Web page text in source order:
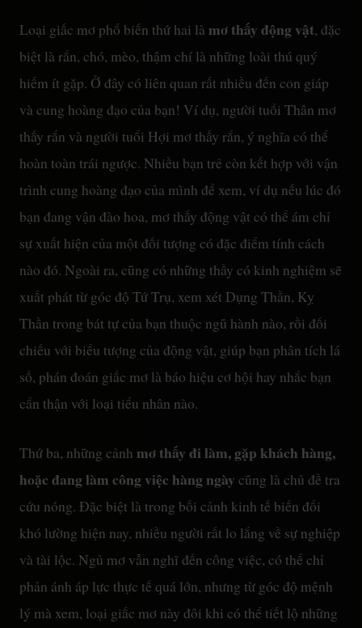
Loại giấc mơ phổ biến thứ hai là mơ thấy động vật, đặc
biệt là rắn, chó, mèo, thậm chí là những loài thú quý
hiếm ít gặp. Ở đây có liên quan rất nhiều đến con giáp
và cung hoàng đạo của bạn! Ví dụ, người tuổi Thân mơ
thấy rắn và người tuổi Hợi mơ thấy rắn, ý nghĩa có thể
hoàn toàn trái ngược. Nhiều bạn trẻ còn kết hợp với vận
trình cung hoàng đạo của mình để xem, ví dụ nếu lúc đó
bạn đang vận đào hoa, mơ thấy động vật có thể ám chỉ
sự xuất hiện của một đối tượng có đặc điểm tính cách
nào đó. Ngoài ra, cũng có những thầy có kinh nghiệm sẽ
xuất phát từ góc độ Tứ Trụ, xem xét Dụng Thần, Kỵ
Thần trong bát tự của bạn thuộc ngũ hành nào, rồi đối
chiếu với biểu tượng của động vật, giúp bạn phân tích lá
số, phán đoán giấc mơ là báo hiệu cơ hội hay nhắc bạn
cẩn thận với loại tiểu nhân nào.
Thứ ba, những cảnh mơ thấy đi làm, gặp khách hàng,
hoặc đang làm công việc hàng ngày cũng là chủ đề tra
cứu nóng. Đặc biệt là trong bối cảnh kinh tế biến đổi
khó lường hiện nay, nhiều người rất lo lắng về sự nghiệp
và tài lộc. Ngủ mơ vẫn nghĩ đến công việc, có thể chỉ
phản ánh áp lực thực tế quá lớn, nhưng từ góc độ mệnh
lý mà xem, loại giấc mơ này đôi khi có thể tiết lộ những